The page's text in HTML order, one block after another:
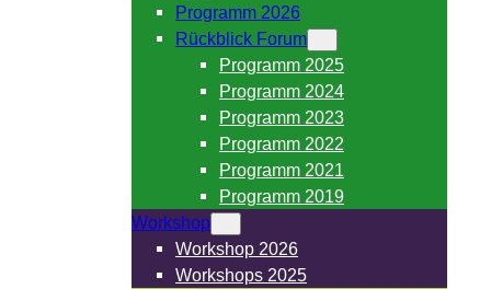
Programm 2026
Rückblick Forum
Programm 2025
Programm 2024
Programm 2023
Programm 2022
Programm 2021
Programm 2019
Workshop
Workshop 2026
Workshops 2025